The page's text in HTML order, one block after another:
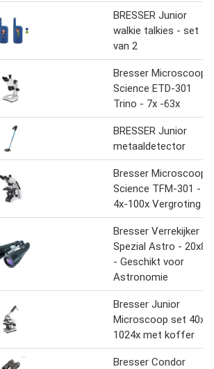
BRESSER Junior
walkie talkies - set
van 2
Bresser Microscoop -
Science ETD-301
Trino - 7x -63x
BRESSER Junior
metaaldetector
Bresser Microscoop -
Science TFM-301 -
4x-100x Vergroting
Bresser Verrekijker -
Spezial Astro - 20x80
- Geschikt voor
Astronomie
Bresser Junior
Microscoop set 40x-
1024x met koffer
Bresser Condor